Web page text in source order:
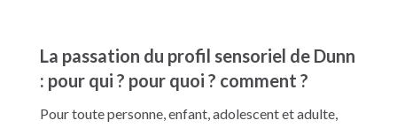
La passation du profil sensoriel de Dunn
: pour qui ? pour quoi ? comment ?
Pour toute personne, enfant, adolescent et adulte,